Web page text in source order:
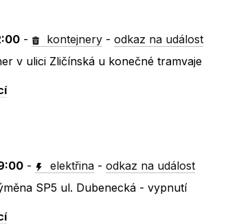
- kontejnery -odkaz na událost
v ulici Zličínská u konečné tramvaje
- elektřina -odkaz na událost
SP5 ul. Dubenecká - vypnutí